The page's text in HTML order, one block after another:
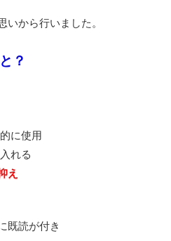
いから行いました。
？
に使用
れる
え
既読が付き